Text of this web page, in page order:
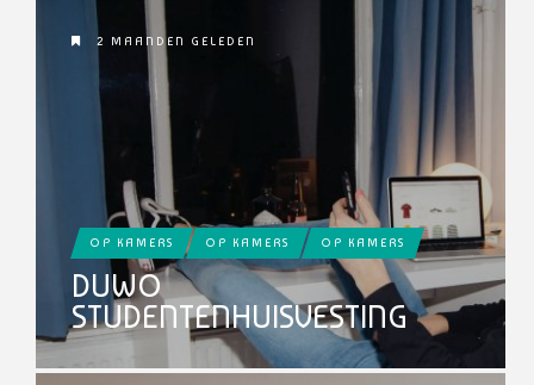
2 MAANDEN GELEDEN
OP KAMERS OP KAMERS OP KAMERS
DUWO
STUDENTENHUISVESTING